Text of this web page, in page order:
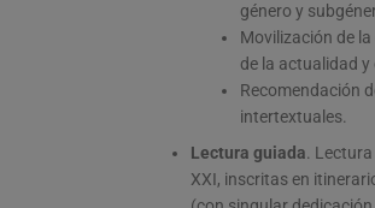
género y
Movilización de
de la actualidad
Recomendación
intertextuales.
Lectura guiada.
XXI, inscritas en